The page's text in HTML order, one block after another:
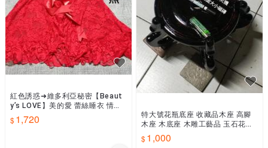
紅色誘惑⁠➜維多利亞秘密【Beaut
y’s LOVE】美的愛 蕾絲睡衣 情趣
丁字褲 專櫃 品牌 性感睡裙 露背綁
帶 角
1,720
特大號花瓶底座 收藏品木座 高腳
木座 木底座 木雕工藝品 玉石花瓶
盆景擺飾專用木座 木架 實木藝術
底座
1,000